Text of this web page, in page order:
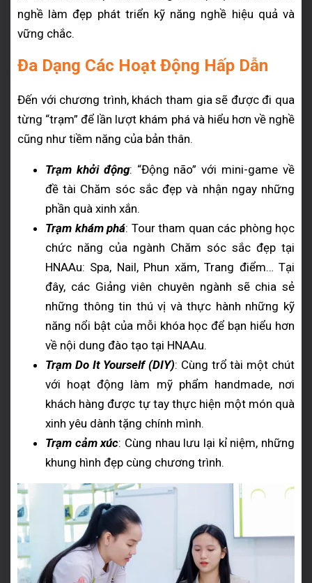
nghề làm đẹp phát triển kỹ năng nghề hiệu quả và
vững chắc.
Đa Dạng Các Hoạt Động Hấp Dẫn
Đến với chương trình, khách tham gia sẽ được đi qua
từng “trạm” để lần lượt khám phá và hiểu hơn về nghề
cũng như tiềm năng của bản thân.
Trạm khởi động: “Động não” với mini-game về
đề tài Chăm sóc sắc đẹp và nhận ngay những
phần quà xinh xắn.
Trạm khám phá: Tour tham quan các phòng học
chức năng của ngành Chăm sóc sắc đẹp tại
HNAAu: Spa, Nail, Phun xăm, Trang điểm… Tại
đây, các Giảng viên chuyên ngành sẽ chia sẻ
những thông tin thú vị và thực hành những kỹ
năng nổi bật của mỗi khóa học để bạn hiểu hơn
về nội dung đào tạo tại HNAAu.
Trạm Do It Yourself (DIY): Cùng trổ tài một chút
với hoạt động làm mỹ phẩm handmade, nơi
khách hàng được tự tay thực hiện một món quà
xinh yêu dành tặng chính mình.
Trạm cảm xúc: Cùng nhau lưu lại kỉ niệm, những
khung hình đẹp cùng chương trình.